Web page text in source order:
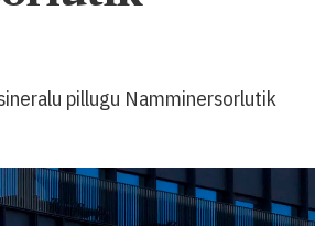
pillugu Namminersorlutik